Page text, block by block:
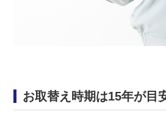
お取替え時期は15年が目